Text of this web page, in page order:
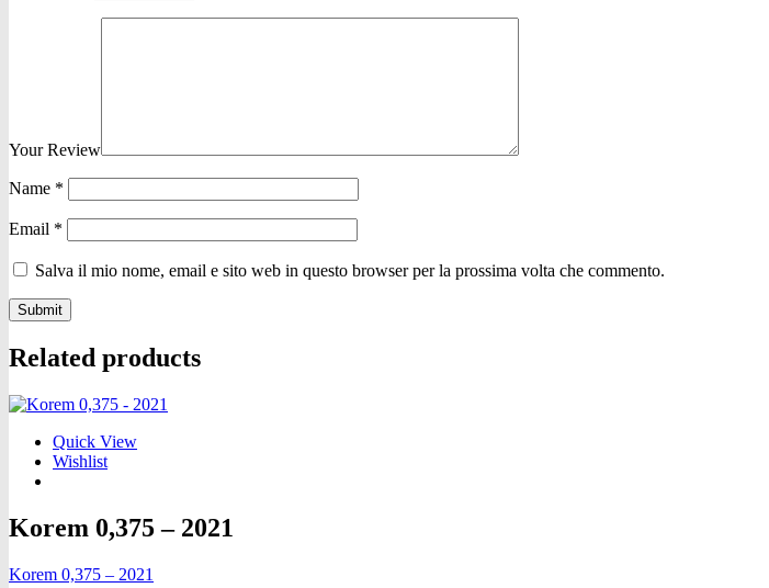
Your Review
Name *
Email *
Salva il mio nome, email e sito web in questo browser per la prossima volta che commento.
Related products
Quick View
Wishlist
Korem 0,375 – 2021
Korem 0,375 – 2021